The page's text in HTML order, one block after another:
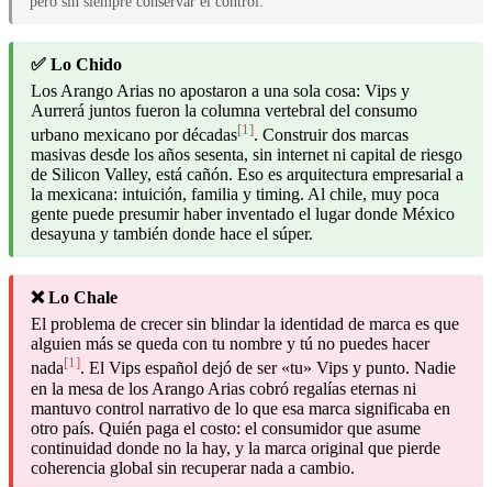
✅ Lo Chido
Los Arango Arias no apostaron a una sola cosa: Vips y
Aurrerá juntos fueron la columna vertebral del consumo
urbano mexicano por décadas[1]. Construir dos marcas
masivas desde los años sesenta, sin internet ni capital de riesgo
de Silicon Valley, está cañón. Eso es arquitectura empresarial a
la mexicana: intuición, familia y timing. Al chile, muy poca
gente puede presumir haber inventado el lugar donde México
desayuna y también donde hace el súper.
❌ Lo Chale
El problema de crecer sin blindar la identidad de marca es que
alguien más se queda con tu nombre y tú no puedes hacer
nada[1]. El Vips español dejó de ser «tu» Vips y punto. Nadie
en la mesa de los Arango Arias cobró regalías eternas ni
mantuvo control narrativo de lo que esa marca significaba en
otro país. Quién paga el costo: el consumidor que asume
continuidad donde no la hay, y la marca original que pierde
coherencia global sin recuperar nada a cambio.